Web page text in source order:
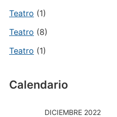
Teatro (1)
Teatro (8)
Teatro (1)
Calendario
DICIEMBRE 2022